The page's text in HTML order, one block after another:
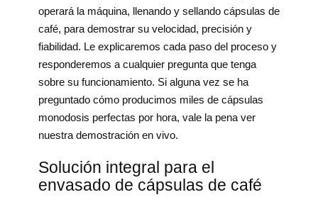
operará la máquina, llenando y sellando cápsulas de
café, para demostrar su velocidad, precisión y
fiabilidad. Le explicaremos cada paso del proceso y
responderemos a cualquier pregunta que tenga
sobre su funcionamiento. Si alguna vez se ha
preguntado cómo producimos miles de cápsulas
monodosis perfectas por hora, vale la pena ver
nuestra demostración en vivo.
Solución integral para el
envasado de cápsulas de café